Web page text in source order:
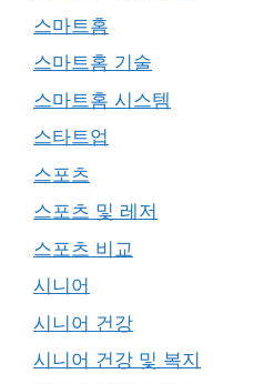
스마트홈
스마트홈 기술
스마트홈 시스템
스타트업
스포츠
스포츠 및 레저
스포츠 비교
시니어
시니어 건강
시니어 건강 및 복지